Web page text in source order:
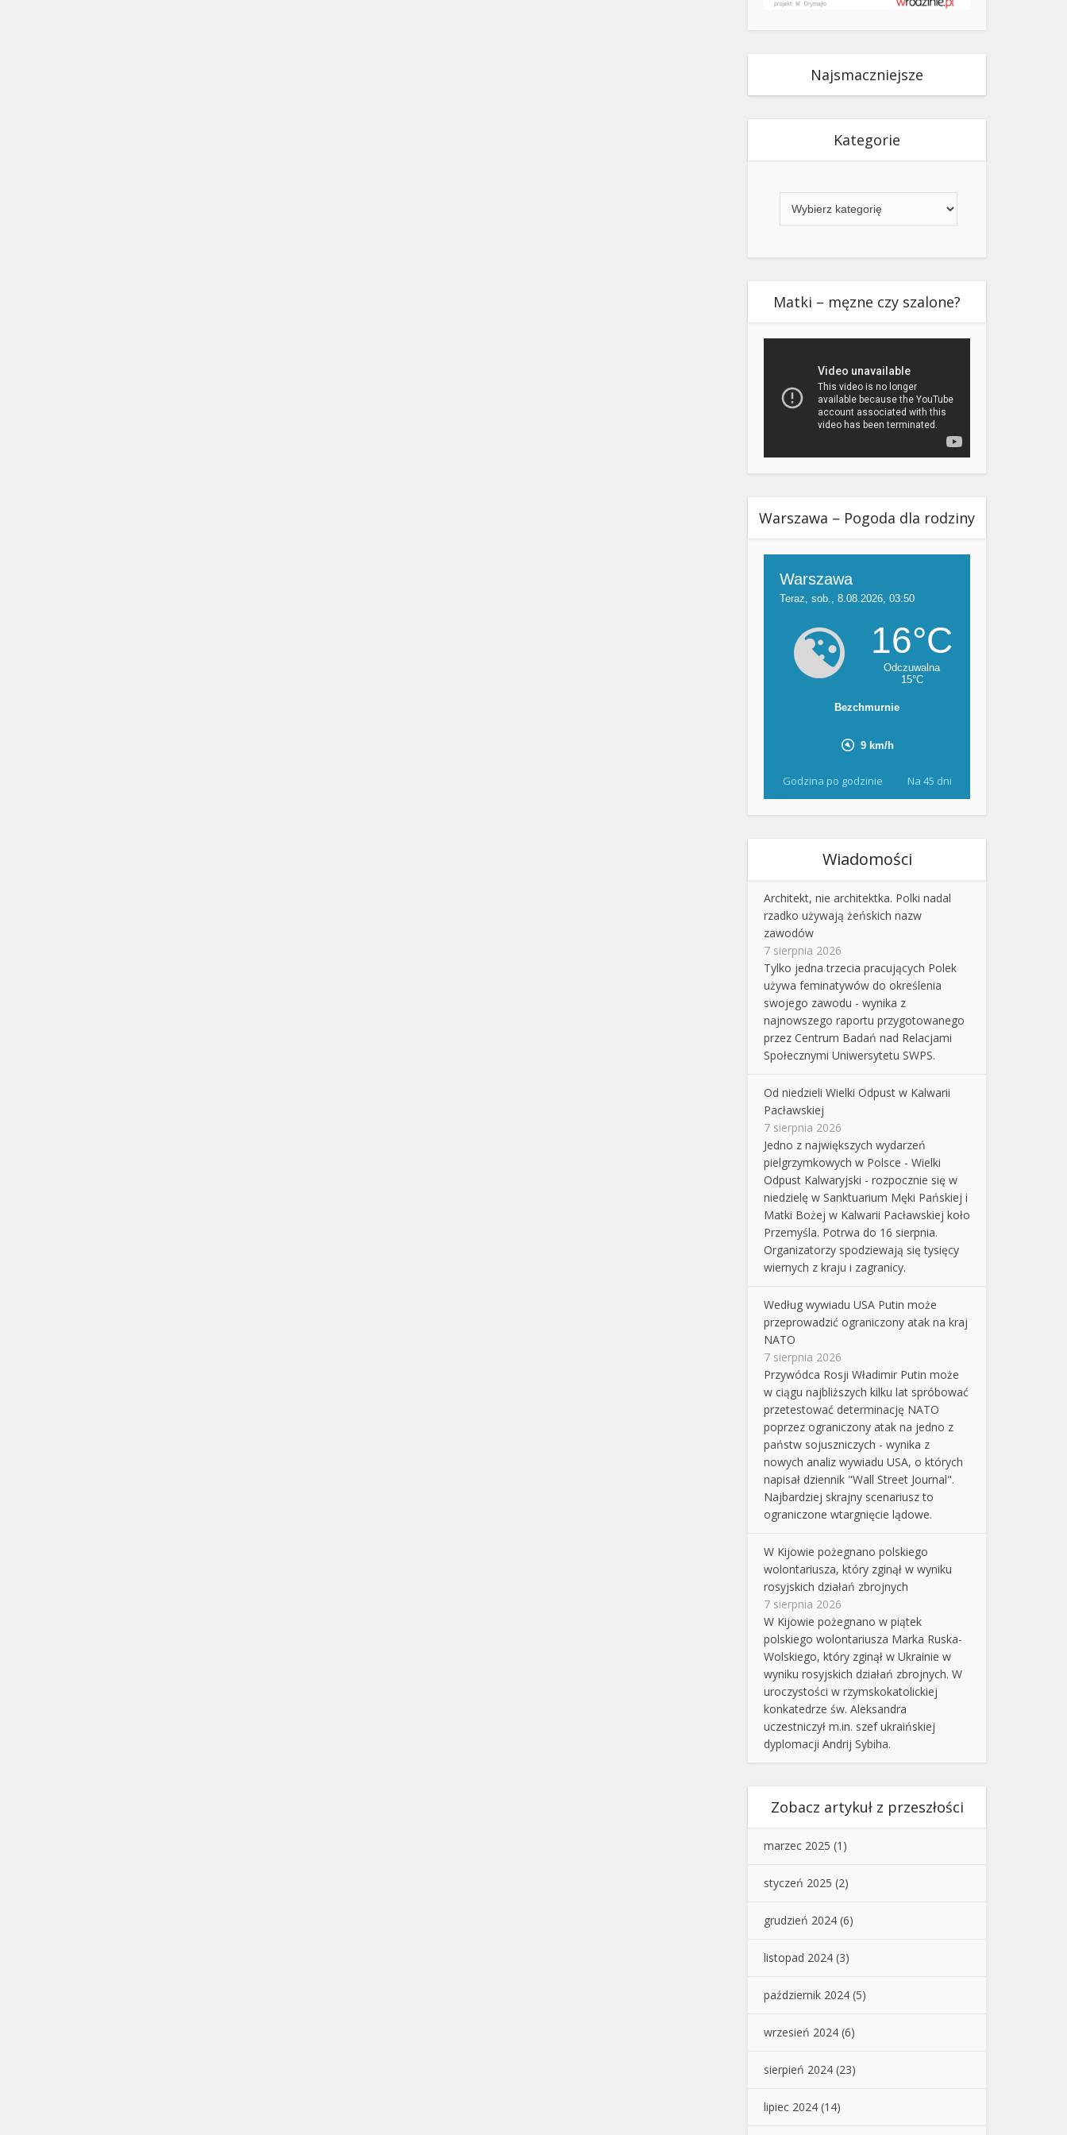
Najsmaczniejsze
Kategorie
Matki – męzne czy szalone?
Warszawa – Pogoda dla rodziny
Godzina po godzinie Na 45 dni
Wiadomości
Architekt, nie architektka. Polki nadal
rzadko używają żeńskich nazw
zawodów
7 sierpnia 2026
Tylko jedna trzecia pracujących Polek
używa feminatywów do określenia
swojego zawodu - wynika z
najnowszego raportu przygotowanego
przez Centrum Badań nad Relacjami
Społecznymi Uniwersytetu SWPS.
Od niedzieli Wielki Odpust w Kalwarii
Pacławskiej
7 sierpnia 2026
Jedno z największych wydarzeń
pielgrzymkowych w Polsce - Wielki
Odpust Kalwaryjski - rozpocznie się w
niedzielę w Sanktuarium Męki Pańskiej i
Matki Bożej w Kalwarii Pacławskiej koło
Przemyśla. Potrwa do 16 sierpnia.
Organizatorzy spodziewają się tysięcy
wiernych z kraju i zagranicy.
Według wywiadu USA Putin może
przeprowadzić ograniczony atak na kraj
NATO
7 sierpnia 2026
Przywódca Rosji Władimir Putin może
w ciągu najbliższych kilku lat spróbować
przetestować determinację NATO
poprzez ograniczony atak na jedno z
państw sojuszniczych - wynika z
nowych analiz wywiadu USA, o których
napisał dziennik "Wall Street Journal".
Najbardziej skrajny scenariusz to
ograniczone wtargnięcie lądowe.
W Kijowie pożegnano polskiego
wolontariusza, który zginął w wyniku
rosyjskich działań zbrojnych
7 sierpnia 2026
W Kijowie pożegnano w piątek
polskiego wolontariusza Marka Ruska-
Wolskiego, który zginął w Ukrainie w
wyniku rosyjskich działań zbrojnych. W
uroczystości w rzymskokatolickiej
konkatedrze św. Aleksandra
uczestniczył m.in. szef ukraińskiej
dyplomacji Andrij Sybiha.
Zobacz artykuł z przeszłości
marzec 2025 (1)
styczeń 2025 (2)
grudzień 2024 (6)
listopad 2024 (3)
październik 2024 (5)
wrzesień 2024 (6)
sierpień 2024 (23)
lipiec 2024 (14)